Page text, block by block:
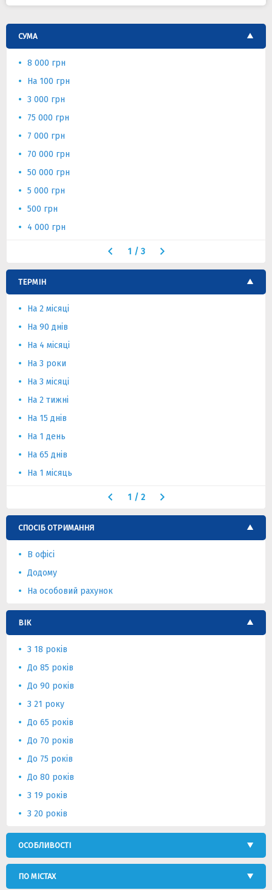
СУМА
8 000 грн
На 100 грн
3 000 грн
75 000 грн
7 000 грн
70 000 грн
50 000 грн
5 000 грн
500 грн
4 000 грн
1 / 3
ТЕРМІН
На 2 місяці
На 90 днів
На 4 місяці
На 3 роки
На 3 місяці
На 2 тижні
На 15 днів
На 1 день
На 65 днів
На 1 місяць
1 / 2
СПОСІБ ОТРИМАННЯ
В офісі
Додому
На особовий рахунок
ВІК
З 18 років
До 85 років
До 90 років
З 21 року
До 65 років
До 70 років
До 75 років
До 80 років
З 19 років
З 20 років
ОСОБЛИВОСТІ
ПО МІСТАХ